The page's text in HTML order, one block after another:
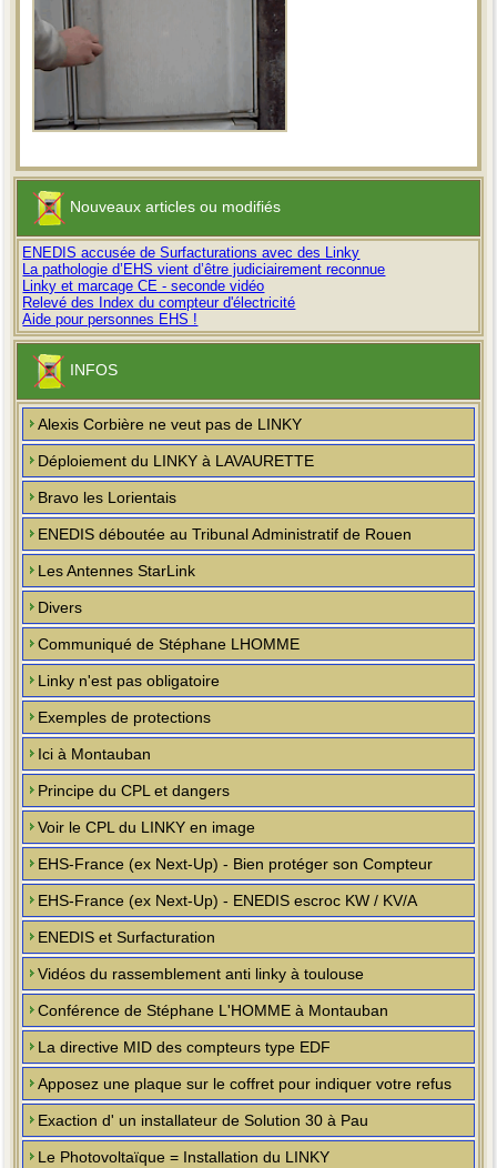
Nouveaux articles ou modifiés
ENEDIS accusée de Surfacturations avec des Linky
La pathologie d’EHS vient d’être judiciairement reconnue
Linky et marcage CE - seconde vidéo
Relevé des Index du compteur d'électricité
Aide pour personnes EHS !
INFOS
Alexis Corbière ne veut pas de LINKY
Déploiement du LINKY à LAVAURETTE
Bravo les Lorientais
ENEDIS déboutée au Tribunal Administratif de Rouen
Les Antennes StarLink
Divers
Communiqué de Stéphane LHOMME
Linky n'est pas obligatoire
Exemples de protections
Ici à Montauban
Principe du CPL et dangers
Voir le CPL du LINKY en image
EHS-France (ex Next-Up) - Bien protéger son Compteur
EHS-France (ex Next-Up) - ENEDIS escroc KW / KV/A
ENEDIS et Surfacturation
Vidéos du rassemblement anti linky à toulouse
Conférence de Stéphane L'HOMME à Montauban
La directive MID des compteurs type EDF
Apposez une plaque sur le coffret pour indiquer votre refus
Exaction d' un installateur de Solution 30 à Pau
Le Photovoltaïque = Installation du LINKY